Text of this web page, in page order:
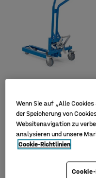
Mini-Gabelstapler
TK, 200 kg, 580 mm
Art. Nr.:31228
Wenn Sie auf „Alle
der Speicherung von
Websitenavigation zu
analysieren und unsere
Cookie-Richtlinien